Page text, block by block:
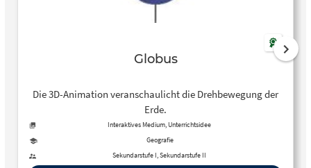
Globus
Die 3D-Animation veranschaulicht die Drehbewegung der
Erde.
Interaktives Medium, Unterrichtsidee
Geografie
Sekundarstufe I, Sekundarstufe II